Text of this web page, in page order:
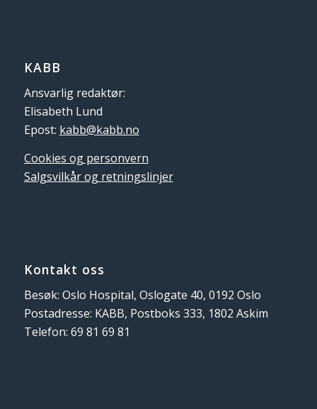
KABB
Ansvarlig redaktør:
Elisabeth Lund
Epost: kabb@kabb.no
Cookies og personvern
Salgsvilkår og retningslinjer
Kontakt oss
Besøk: Oslo Hospital, Oslogate 40, 0192 Oslo
Postadresse: KABB, Postboks 333, 1802 Askim
Telefon: 69 81 69 81